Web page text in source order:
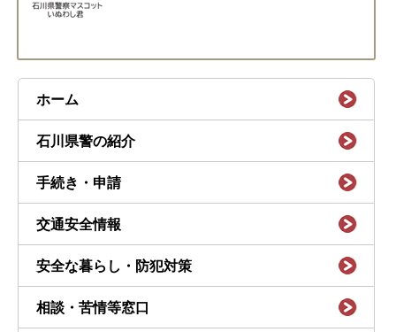
ホーム
石川県警の紹介
手続き・申請
交通安全情報
安全な暮らし・防犯対策
相談・苦情等窓口